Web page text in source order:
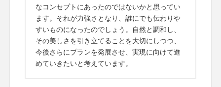
なコンセプトにあったのではないかと思ってい
ます。それが力強さとなり、誰にでも伝わりや
すいものになったのでしょう。自然と調和し、
その美しさを引き立てることを大切にしつつ、
今後さらにプランを発展させ、実現に向けて進
めていきたいと考えています。